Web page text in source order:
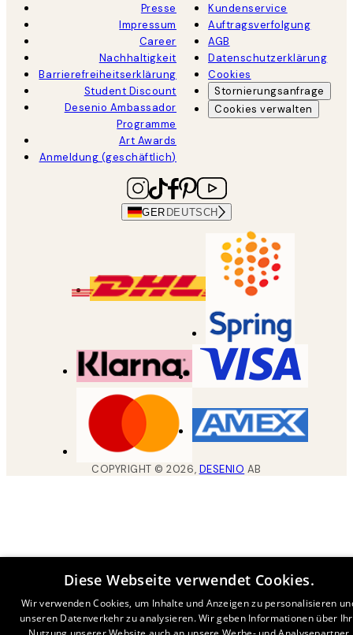
Presse
Impressum
Career
Nachhaltigkeit
Barrierefreiheitserklärung
Student Discount
Desenio Ambassador
Programme
Art Awards
Anmeldung (geschäftlich)
Kundenservice
Auftragsverfolgung
AGB
Datenschutzerklärung
Cookies
Stornierungsanfrage
Cookies verwalten
GER DEUTSCH
COPYRIGHT ©2026, DESENIO AB
Diese Webseite verwendet Cookies.
Wir verwenden Cookies, um Inhalte und Anzeigen zu personalisieren
unseren Datenverkehr zu analysieren. Wir geben Informationen über